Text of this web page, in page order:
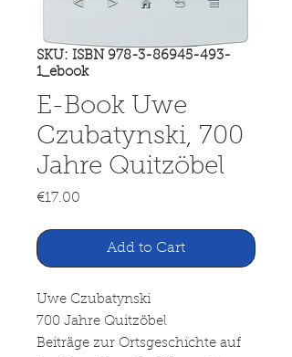
SKU: ISBN 978-3-86945-493-
1_ebook
E-Book Uwe
Czubatynski, 700
Jahre Quitzöbel
€17.00
Add to Cart
Uwe Czubatynski
700 Jahre Quitzöbel
Beiträge zur Ortsgeschichte auf